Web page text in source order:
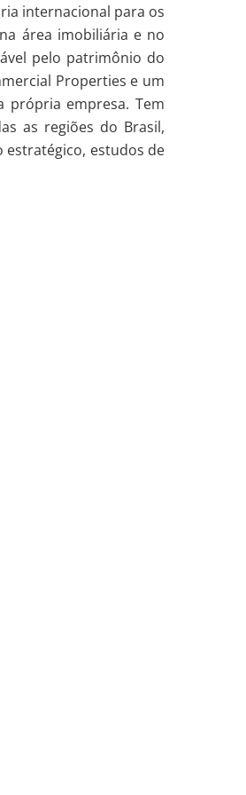
internacional para os
área imobiliária e no
pelo patrimônio do
Properties e um
própria empresa. Tem
as regiões do Brasil,
estratégico, estudos de